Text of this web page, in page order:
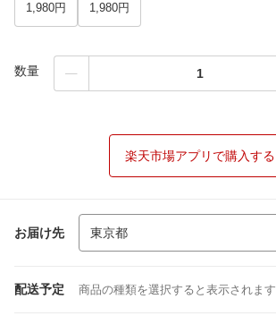
1,980円
1,980円
数量
楽天市場アプリで購入する
お届け先
配送予定 商品の種類を選択すると表示されます